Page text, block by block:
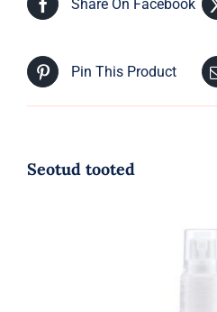
Share On Facebook
Pin This Product
Seotud tooted